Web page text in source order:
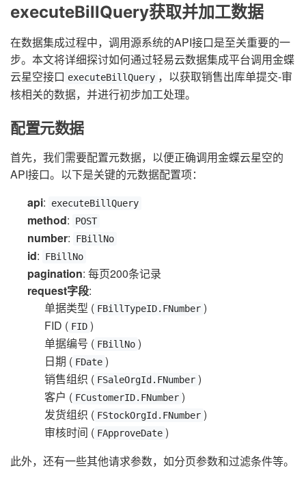
executeBillQuery获取并加工数据
在数据集成过程中，调用源系统的API接口是至关重要的一
步。本文将详细探讨如何通过轻易云数据集成平台调用金蝶
云星空接口 executeBillQuery ，以获取销售出库单提交-审
核相关的数据，并进行初步加工处理。
配置元数据
首先，我们需要配置元数据，以便正确调用金蝶云星空的
API接口。以下是关键的元数据配置项：
api: executeBillQuery
method: POST
number: FBillNo
id: FBillNo
pagination: 每页200条记录
request字段:
单据类型 ( FBillTypeID.FNumber )
FID ( FID )
单据编号 ( FBillNo )
日期 ( FDate )
销售组织 ( FSaleOrgId.FNumber )
客户 ( FCustomerID.FNumber )
发货组织 ( FStockOrgId.FNumber )
审核时间 ( FApproveDate )
此外，还有一些其他请求参数，如分页参数和过滤条件等。